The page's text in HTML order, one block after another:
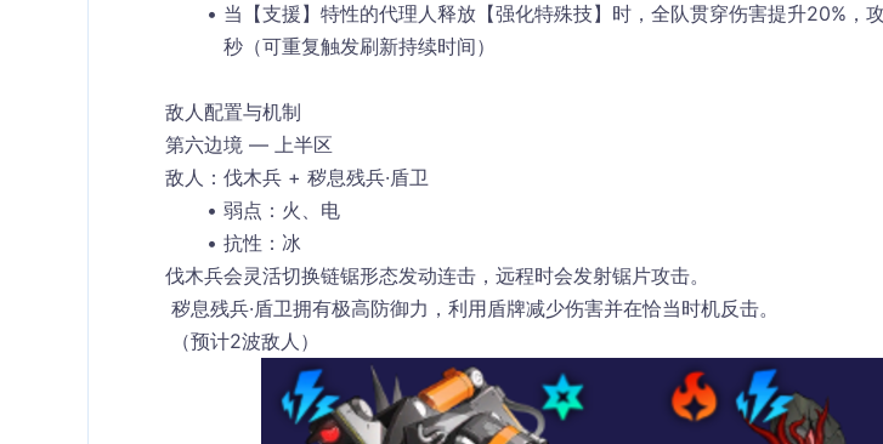
当【支援】特性的代理人释放【强化特殊技】时，全队贯穿伤害提升20%，
秒（可重复触发刷新持续时间）
敌人配置与机制
第六边境 — 上半区
敌人：伐木兵 + 秽息残兵·盾卫
弱点：火、电
抗性：冰
伐木兵会灵活切换链锯形态发动连击，远程时会发射锯片攻击。
秽息残兵·盾卫拥有极高防御力，利用盾牌减少伤害并在恰当时机反击。
（预计2波敌人）